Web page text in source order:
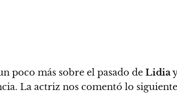
poco más sobre el pasado de Lidia
La actriz nos comentó lo